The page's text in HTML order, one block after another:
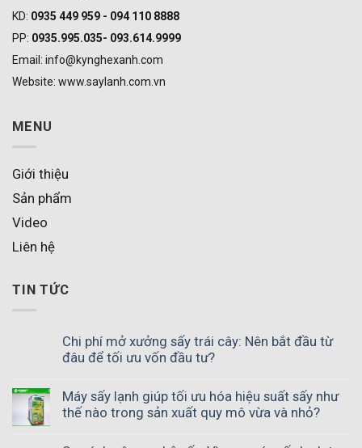
KD: 0935 449 959 - 094 110 8888
PP: 0935.995.035- 093.614.9999
Email: info@kynghexanh.com
Website: www.saylanh.com.vn
MENU
Giới thiệu
Sản phẩm
Video
Liên hệ
TIN TỨC
Chi phí mở xưởng sấy trái cây: Nên bắt đầu từ
đâu để tối ưu vốn đầu tư?
Máy sấy lạnh giúp tối ưu hóa hiệu suất sấy như
thế nào trong sản xuất quy mô vừa và nhỏ?